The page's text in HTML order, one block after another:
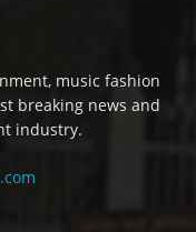
music fashion
breaking news and
industry.